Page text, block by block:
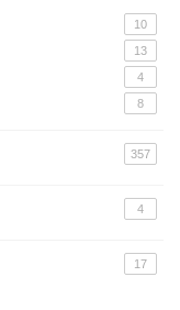
10
13
4
8
357
4
17